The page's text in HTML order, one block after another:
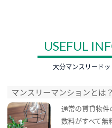
USEFUL
大分マンスリード
マンスリーマンションとは？
通常の賃貸物
数料がすべて無